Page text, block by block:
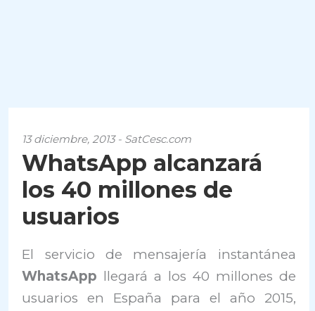
13 diciembre, 2013 - SatCesc.com
WhatsApp alcanzará
los 40 millones de
usuarios
El servicio de mensajería instantánea
WhatsApp llegará a los 40 millones de
usuarios en España para el año 2015,